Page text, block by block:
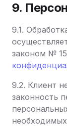
9.
9.1.
законом №
9.2. Клиент
законность